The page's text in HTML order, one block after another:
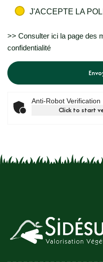
J'ACCEPTE LA
>> Consulter ici la page des
confidentialité
Anti-Robot Verification
Click to start